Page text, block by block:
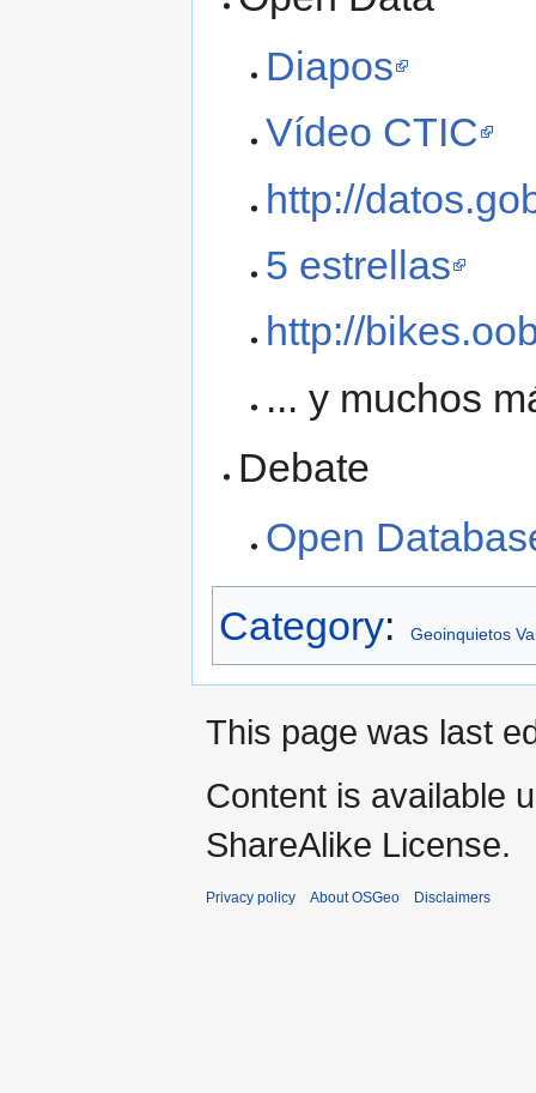
Diapos
Vídeo CTIC
http://
5 estrellas
http://
... y muchos
Debate
Open
Category: Geoinquietos
This page was last
Content is available
ShareAlike License.
Privacy policy About OSGeo Disclaimers